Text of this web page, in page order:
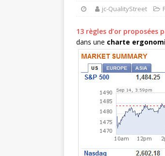
jc-QualityStreet
13 règles d’or proposées
dans une charte